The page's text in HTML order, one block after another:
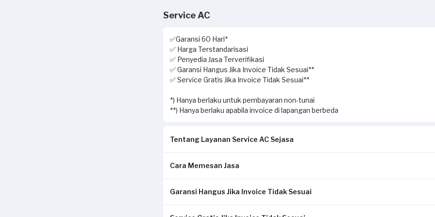
Service AC
✅Garansi 60 Hari*
✅ Harga Terstandarisasi
✅ Penyedia Jasa Terverifikasi
✅ Garansi Hangus Jika Invoice Tidak Sesuai**
✅ Service Gratis Jika Invoice Tidak Sesuai**
*) Hanya berlaku untuk pembayaran non-tunai
**) Hanya berlaku apabila invoice di lapangan berbeda
Tentang Layanan Service AC Sejasa
Solusi terbaik untuk Anda yang membutuhkan jasa pengecekan hingga perbaikan
Cara Memesan Jasa
Isi form sesuai detail kebutuhan Anda.
Garansi Hangus Jika Invoice Tidak Sesuai